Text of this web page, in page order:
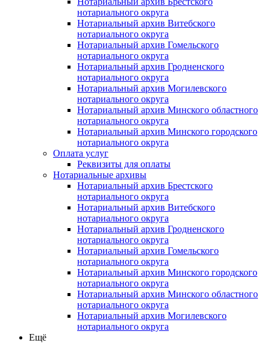
нотариального округа
Нотариальный архив Витебского
нотариального округа
Нотариальный архив Гомельского
нотариального округа
Нотариальный архив Гродненского
нотариального округа
Нотариальный архив Могилевского
нотариального округа
Нотариальный архив Минского областного
нотариального округа
Нотариальный архив Минского городского
нотариального округа
Оплата услуг
Реквизиты для оплаты
Нотариальные архивы
Нотариальный архив Брестского
нотариального округа
Нотариальный архив Витебского
нотариального округа
Нотариальный архив Гродненского
нотариального округа
Нотариальный архив Гомельского
нотариального округа
Нотариальный архив Минского городского
нотариального округа
Нотариальный архив Минского областного
нотариального округа
Нотариальный архив Могилевского
нотариального округа
Ещё